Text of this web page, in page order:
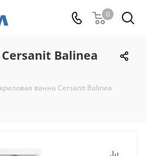
0
Balinea
ванна Cersanit Balinea